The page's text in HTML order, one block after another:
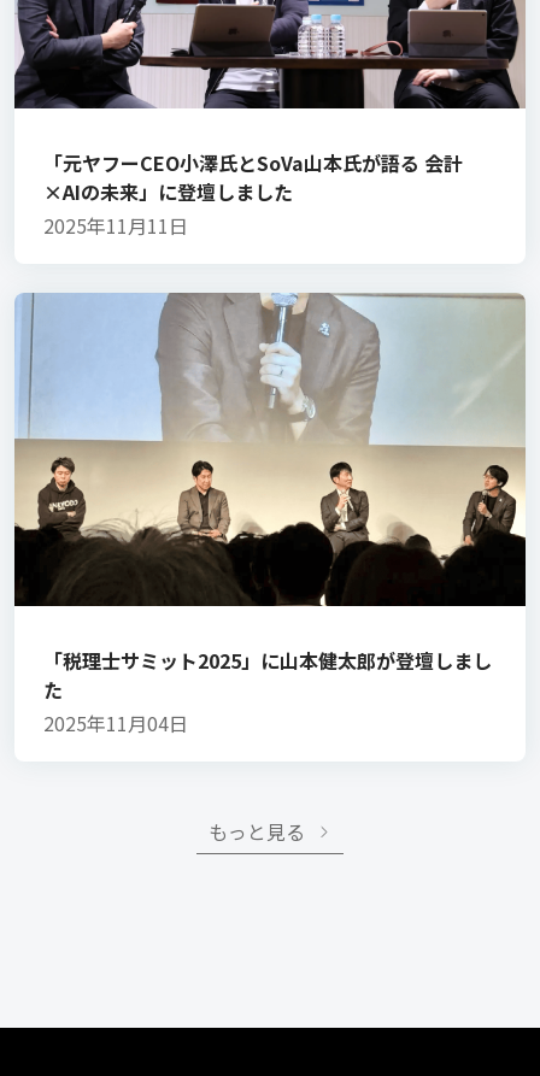
「元ヤフーCEO小澤氏とSoVa山本氏が語る 会計
×AIの未来」に登壇しました
2025年11月11日
「税理士サミット2025」に山本健太郎が登壇しまし
た
2025年11月04日
もっと見る